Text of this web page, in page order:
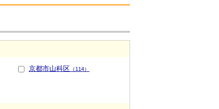
京都市山科区 （114）